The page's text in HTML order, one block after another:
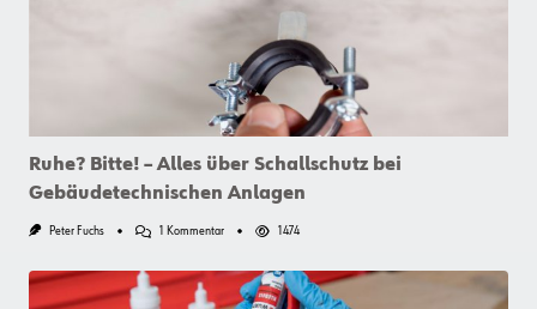
Ruhe? Bitte! – Alles über Schallschutz bei
Gebäudetechnischen Anlagen
Peter Fuchs 1 KommentarZu
Alles
1474